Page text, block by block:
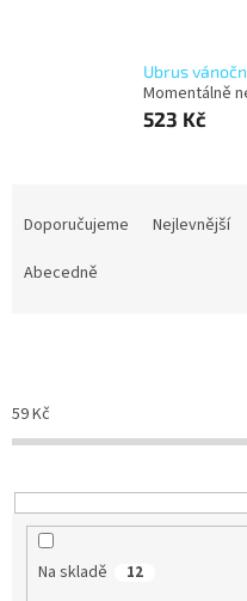
Ubrus
Momentálně
523 Kč
o
d
k
t
Doporučujeme Nejlevnější
Abecedně
59Kč
Na skladě 12